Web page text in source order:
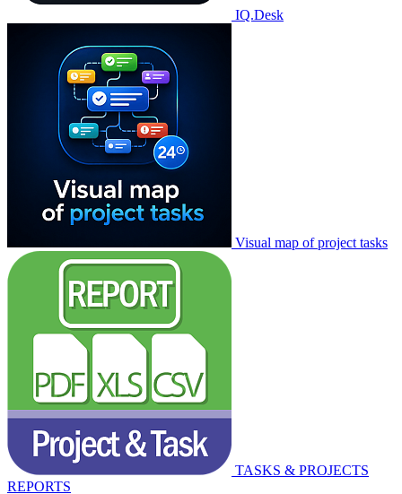
IQ.Desk
Visual map of project tasks
TASKS & PROJECTS
REPORTS